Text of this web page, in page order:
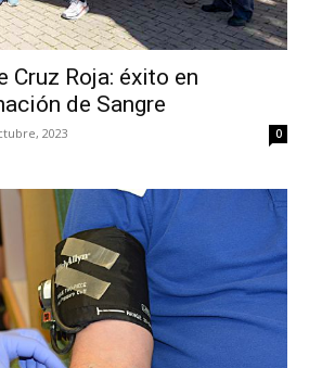
Cruz Roja: éxito en
de Sangre
2023 0